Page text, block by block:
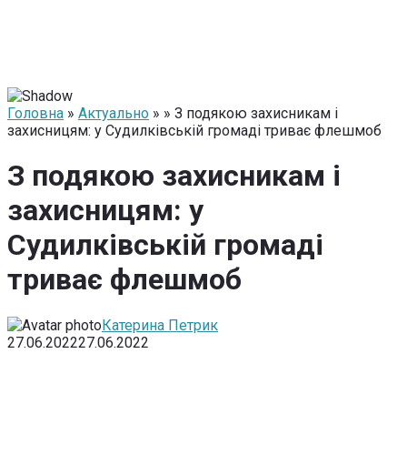
Головна » Актуально » » З подякою захисникам і
захисницям: у Судилківській громаді триває флешмоб
З подякою захисникам і
захисницям: у
Судилківській громаді
триває флешмоб
Катерина Петрик
27.06.202227.06.2022